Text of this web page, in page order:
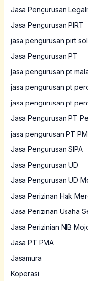
Jasa Pengurusan
Jasa Pengurusan PIRT
jasa pengurusan pirt
Jasa Pengurusan PT
jasa pengurusan pt
jasa pengurusan pt
jasa pengurusan pt
Jasa Pengurusan PT
jasa pengurusan PT
Jasa Pengurusan SIPA
Jasa Pengurusan UD
Jasa Pengurusan UD
Jasa Perizinan Hak
Jasa Perizinan Usaha
Jasa Perizinian NIB
Jasa PT PMA
Jasamura
Koperasi